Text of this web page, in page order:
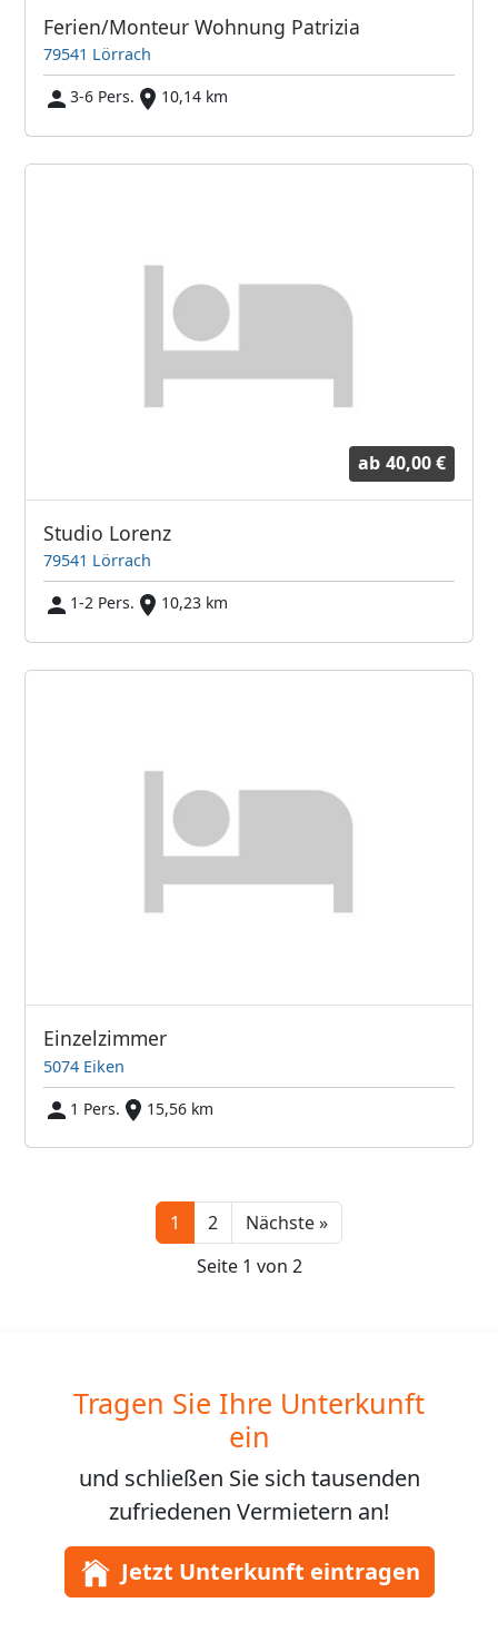
Ferien/Monteur Wohnung Patrizia
79541 Lörrach
3-6 Pers.
10,14 km
ab 40,00 €
Studio Lorenz
79541 Lörrach
1-2 Pers.
10,23 km
Einzelzimmer
5074 Eiken
1 Pers.
15,56 km
1 2 Nächste »Next
Seite 1 von 2
Tragen Sie Ihre Unterkunft
ein
und schließen Sie sich tausenden
zufriedenen Vermietern an!
Jetzt Unterkunft eintragen